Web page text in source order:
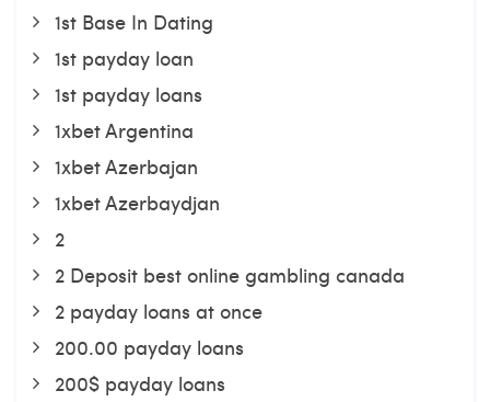
1st Base In Dating
1st payday loan
1st payday loans
1xbet Argentina
1xbet Azerbajan
1xbet Azerbaydjan
2
2 Deposit best online gambling canada
2 payday loans at once
200.00 payday loans
200$ payday loans